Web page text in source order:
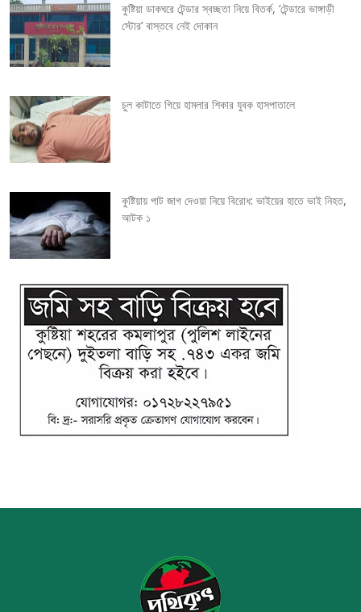
a
t
i
o
n
কুষ্টিয়া ডাকঘরে টেন্ডার স্বচ্ছতা নিয়ে বিতর্ক, ‘টেন্ডারে ভাঙ্গাড়ী
স্টোর’ বাস্তবে নেই দোকান
চুল কাটাতে গিয়ে হামলার শিকার যুবক হাসপাতালে
কুষ্টিয়ায় পাট জাগ দেওয়া নিয়ে বিরোধ: ভাইয়ের হাতে ভাই নিহত,
আটক ১